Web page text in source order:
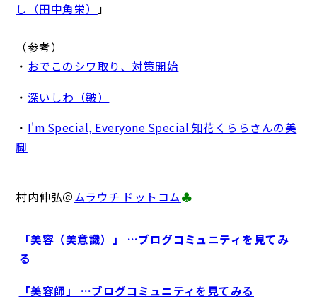
し（田中角栄）
」
（参考）
・ おでこのシワ取り、対策開始
・ 深いしわ（皺）
・ I'm Special, Everyone Special 知花くららさんの美
脚
村内伸弘＠ムラウチ ドットコム♣
「美容（美意識）」 …ブログコミュニティを見てみ
る
「美容師」 …ブログコミュニティを見てみる